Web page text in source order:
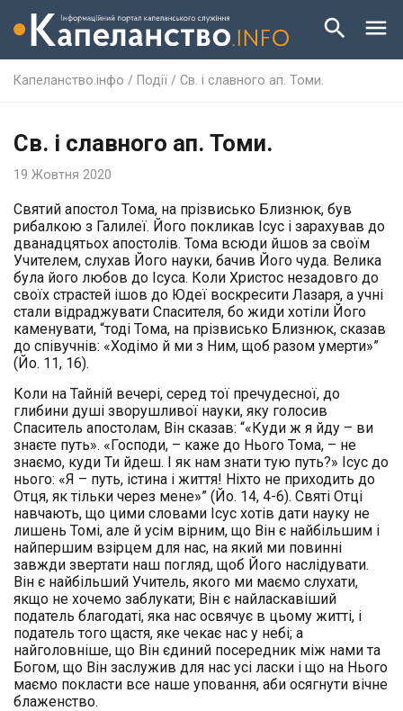
Капеланство.інфо / Події / Св. і славного ап. Томи.
Св. і славного ап. Томи.
19 Жовтня 2020
Святий апостол Тома, на прізвисько Близнюк, був
рибалкою з Галилеї. Його покликав Ісус і зарахував до
дванадцятьох апостолів. Тома всюди йшов за своїм
Учителем, слухав Його науки, бачив Його чуда. Велика
була його любов до Ісуса. Коли Христос незадовго до
своїх страстей ішов до Юдеї воскресити Лазаря, а учні
стали відраджувати Спасителя, бо жиди хотіли Його
каменувати, “тоді Тома, на прізвисько Близнюк, сказав
до співучнів: «Ходімо й ми з Ним, щоб разом умерти»”
(Йо. 11, 16).
Коли на Тайній вечері, серед тої пречудесної, до
глибини душі зворушливої науки, яку голосив
Спаситель апостолам, Він сказав: “«Куди ж я йду – ви
знаєте путь». «Господи, – каже до Нього Тома, – не
знаємо, куди Ти йдеш. І як нам знати тую путь?» Ісус до
нього: «Я – путь, істина і життя! Ніхто не приходить до
Отця, як тільки через мене»” (Йо. 14, 4-6). Святі Отці
навчають, що цими словами Ісус хотів дати науку не
лишень Томі, але й усім вірним, що Він є найбільшим і
найпершим взірцем для нас, на який ми повинні
завжди звертати наш погляд, щоб Його наслідувати.
Він є найбільший Учитель, якого ми маємо слухати,
якщо не хочемо заблукати; Він є найласкавіший
податель благодаті, яка нас освячує в цьому житті, і
податель того щастя, яке чекає нас у небі; а
найголовніше, що Він єдиний посередник між нами та
Богом, що Він заслужив для нас усі ласки і що на Нього
маємо покласти все наше уповання, аби осягнути вічне
блаженство.